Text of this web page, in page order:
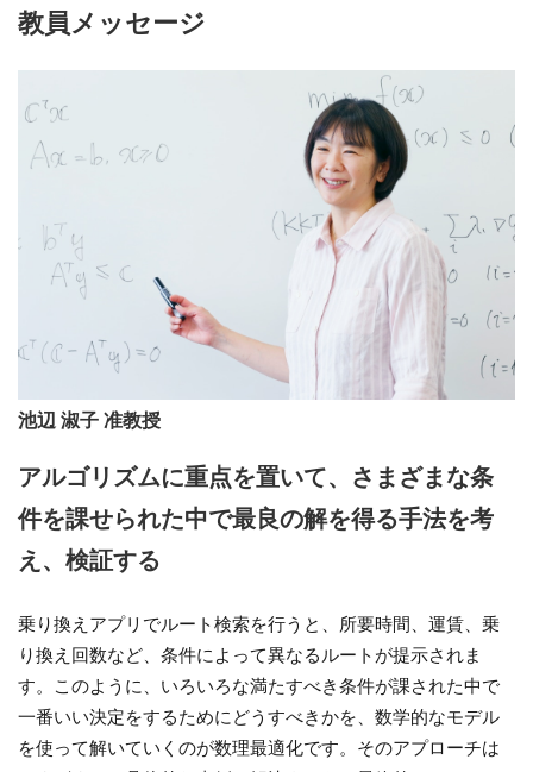
教員メッセージ
池辺 淑子 准教授
アルゴリズムに重点を置いて、さまざまな条
件を課せられた中で最良の解を得る手法を考
え、検証する
乗り換えアプリでルート検索を行うと、所要時間、運賃、乗
り換え回数など、条件によって異なるルートが提示されま
す。このように、いろいろな満たすべき条件が課された中で
一番いい決定をするためにどうすべきかを、数学的なモデル
を使って解いていくのが数理最適化です。そのアプローチは